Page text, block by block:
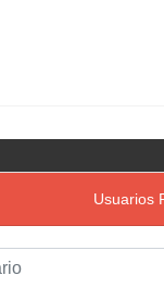
Usuarios